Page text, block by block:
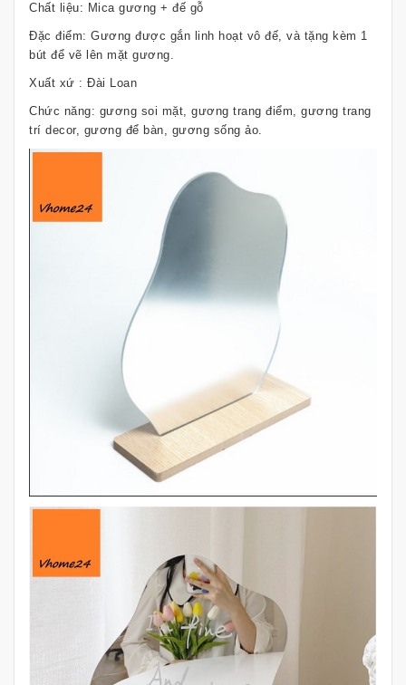
Chất liệu: Mica gương + đế gỗ
Đặc điểm: Gương được gắn linh hoạt vô đế, và tặng kèm 1
bút để vẽ lên mặt gương.
Xuất xứ : Đài Loan
Chức năng: gương soi mặt, gương trang điểm, gương trang
trí decor, gương để bàn, gương sống ảo.